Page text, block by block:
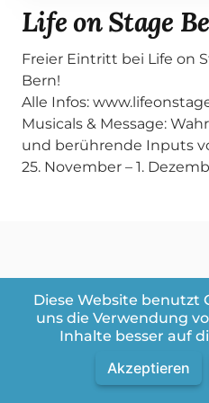
Life on Stage
Freier Eintritt bei Life on
Bern!
Alle Infos:
Musicals & Message:
und berührende Inputs
25. November – 1.
Weitere Videos aus der
Allgemein
Videos in dieser Playlist
Diese Website benutzt
uns die Verwendung
Inhalte besser auf
Akzeptieren